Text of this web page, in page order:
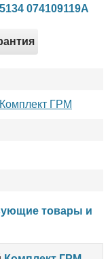
074109119A
Комплект ГРМ
товары и